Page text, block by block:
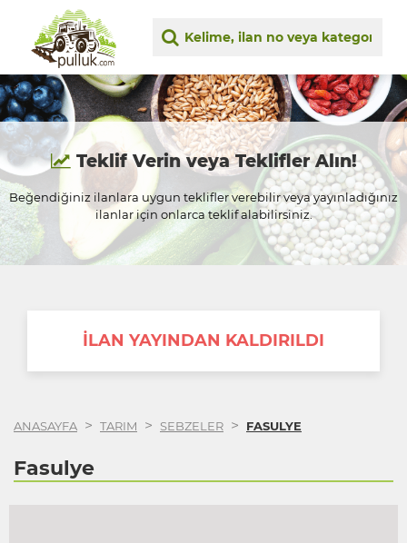
Teklif Verin veya Teklifler Alın!
Beğendiğiniz ilanlara uygun teklifler verebilir veya yayınladığınız
ilanlar için onlarca teklif alabilirsiniz.
İLAN YAYINDAN KALDIRILDI
ANASAYFA > TARIM > SEBZELER > FASULYE
Fasulye